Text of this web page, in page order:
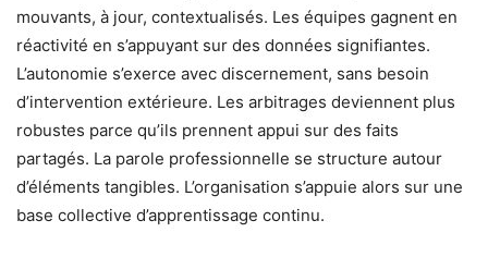
mouvants, à jour, contextualisés. Les équipes gagnent en
réactivité en s’appuyant sur des données signifiantes.
L’autonomie s’exerce avec discernement, sans besoin
d’intervention extérieure. Les arbitrages deviennent plus
robustes parce qu’ils prennent appui sur des faits
partagés. La parole professionnelle se structure autour
d’éléments tangibles. L’organisation s’appuie alors sur une
base collective d’apprentissage continu.